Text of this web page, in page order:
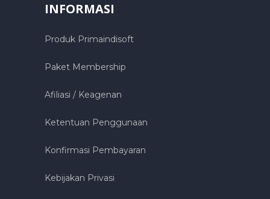
INFORMASI
Produk Primaindisoft
Paket Membership
Afiliasi / Keagenan
Ketentuan Penggunaan
Konfirmasi Pembayaran
Kebijakan Privasi